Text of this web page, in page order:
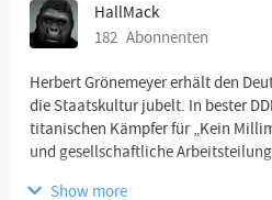
HallMack
182 Abonnenten
Herbert Grönemeyer erhält den
die Staatskultur jubelt. In bester
titanischen Kämpfer für „Kein
und gesellschaftliche
Show more